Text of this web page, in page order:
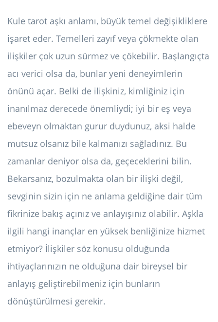
Kule tarot aşkı anlamı, büyük temel değişikliklere
işaret eder. Temelleri zayıf veya çökmekte olan
ilişkiler çok uzun sürmez ve çökebilir. Başlangıçta
acı verici olsa da, bunlar yeni deneyimlerin
önünü açar. Belki de ilişkiniz, kimliğiniz için
inanılmaz derecede önemliydi; iyi bir eş veya
ebeveyn olmaktan gurur duydunuz, aksi halde
mutsuz olsanız bile kalmanızı sağladınız. Bu
zamanlar deniyor olsa da, geçeceklerini bilin.
Bekarsanız, bozulmakta olan bir ilişki değil,
sevginin sizin için ne anlama geldiğine dair tüm
fikrinize bakış açınız ve anlayışınız olabilir. Aşkla
ilgili hangi inançlar en yüksek benliğinize hizmet
etmiyor? İlişkiler söz konusu olduğunda
ihtiyaçlarınızın ne olduğuna dair bireysel bir
anlayış geliştirebilmeniz için bunların
dönüştürülmesi gerekir.